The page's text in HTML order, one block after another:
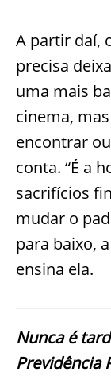
A partir daí,
precisa
uma mais
cinema,
encontrar
conta. “É a
sacrifícios
mudar o
para baixo,
ensina ela.
Nunca é
Previdência